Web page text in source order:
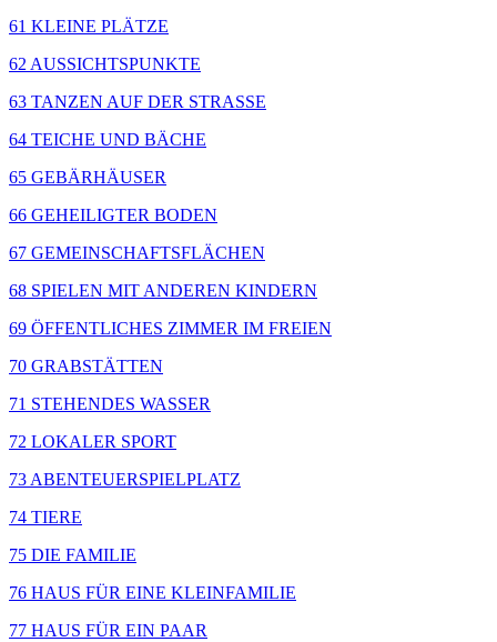
61 KLEINE PLÄTZE
62 AUSSICHTSPUNKTE
63 TANZEN AUF DER STRASSE
64 TEICHE UND BÄCHE
65 GEBÄRHÄUSER
66 GEHEILIGTER BODEN
67 GEMEINSCHAFTSFLÄCHEN
68 SPIELEN MIT ANDEREN KINDERN
69 ÖFFENTLICHES ZIMMER IM FREIEN
70 GRABSTÄTTEN
71 STEHENDES WASSER
72 LOKALER SPORT
73 ABENTEUERSPIELPLATZ
74 TIERE
75 DIE FAMILIE
76 HAUS FÜR EINE KLEINFAMILIE
77 HAUS FÜR EIN PAAR